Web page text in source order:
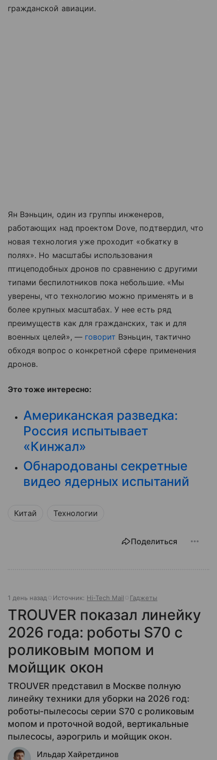
гражданской авиации.
Ян Вэньцин, один из группы инженеров,
работающих над проектом Dove, подтвердил, что
новая технология уже проходит «обкатку в
полях». Но масштабы использования
птицеподобных дронов по сравнению с другими
типами беспилотников пока небольшие. «Мы
уверены, что технологию можно применять и в
более крупных масштабах. У нее есть ряд
преимуществ как для гражданских, так и для
военных целей», — говорит Вэньцин, тактично
обходя вопрос о конкретной сфере применения
дронов.
Это тоже интересно:
Американская разведка:
Россия испытывает
«Кинжал»
Обнародованы секретные
видео ядерных испытаний
Китай Технологии
Поделиться
1 день назад Источник: Hi-Tech Mail Гаджеты
TROUVER показал линейку
2026 года: роботы S70 с
роликовым мопом и
мойщик окон
TROUVER представил в Москве полную
линейку техники для уборки на 2026 год:
роботы-пылесосы серии S70 с роликовым
мопом и проточной водой, вертикальные
пылесосы, аэрогриль и мойщик окон.
Ильдар Хайретдинов